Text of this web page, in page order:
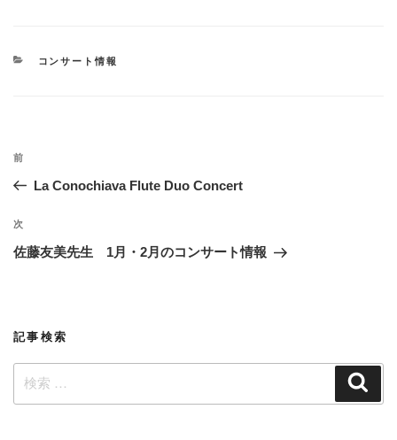
カ
コンサート情報
投
ビ
ゲ
ン
過
去
投
稿
前
La Conochiava Flute Duo Concert
次
の
次
佐藤友美先生 1月・2月のコンサート情報
記事検索
索: